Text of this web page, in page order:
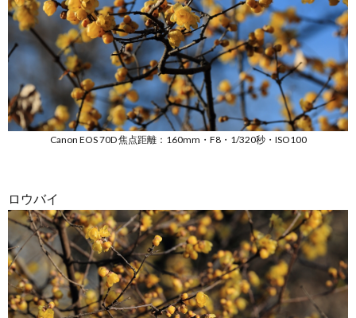
Canon EOS 70D 焦点距離：160mm・F8・1/320秒・ISO100
ロウバイ